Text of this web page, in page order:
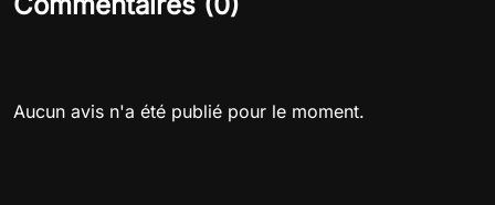
Aucun avis n'a été publié pour le moment.